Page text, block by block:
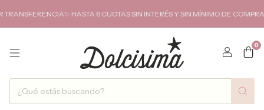
HASTA 6 CUOTAS SIN INTERÉS Y SIN MÍNIMO DE
0